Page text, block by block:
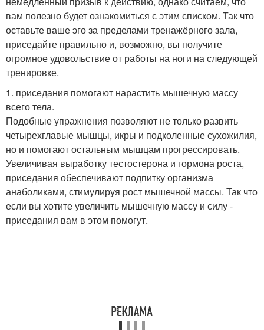
вам полезно будет ознакомиться с этим списком. Так что
оставьте ваше эго за пределами тренажёрного зала,
приседайте правильно и, возможно, вы получите
огромное удовольствие от работы на ноги на следующей
тренировке.
1. приседания помогают нарастить мышечную массу
всего тела.
Подобные упражнения позволяют не только развить
четырехглавые мышцы, икры и подколенные сухожилия,
но и помогают остальным мышцам прогрессировать.
Увеличивая выработку тестостерона и гормона роста,
приседания обеспечивают подпитку организма
анаболиками, стимулируя рост мышечной массы. Так что
если вы хотите увеличить мышечную массу и силу -
приседания вам в этом помогут.